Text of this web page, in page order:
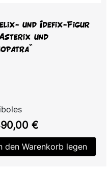
Vorschau
und Idefix-Figur
und
€
den Warenkorb legen